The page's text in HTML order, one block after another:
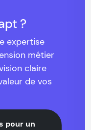
?
expertise
métier
claire
de vos
pour un